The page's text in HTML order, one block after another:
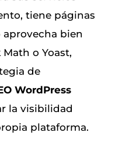
tiene páginas
aprovecha bien
o Yoast,
de
WordPress
la visibilidad
plataforma.